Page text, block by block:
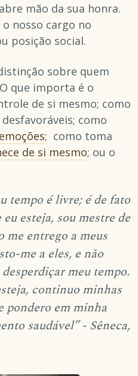
mão da sua honra.
nosso cargo no
posição social.
sobre quem
que importa é o
de si mesmo; como
como
emoções; como toma
de si mesmo; ou o
tempo é livre; é de fato
esteja, sou mestre de
me entrego a meus
me a eles, e não
meu tempo.
continuo minhas
pondero em minha
saudável” - Sêneca,